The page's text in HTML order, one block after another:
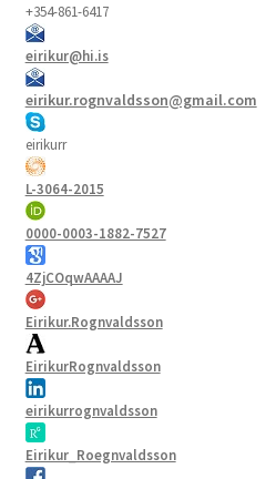
+354-861-6417
eirikur@hi.is
eirikur.rognvaldsson@gmail.com
eirikurr
L-3064-2015
0000-0003-1882-7527
4ZjCOqwAAAAJ
Eirikur.Rognvaldsson
EirikurRognvaldsson
eirikurrognvaldsson
Eirikur_Roegnvaldsson